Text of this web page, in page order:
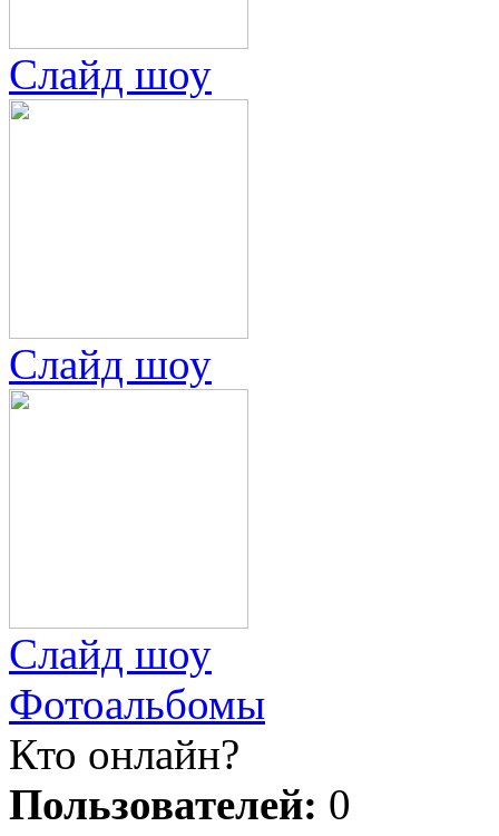
Слайд шоу
Слайд шоу
Слайд шоу
Фотоальбомы
Кто онлайн?
Пользователей: 0